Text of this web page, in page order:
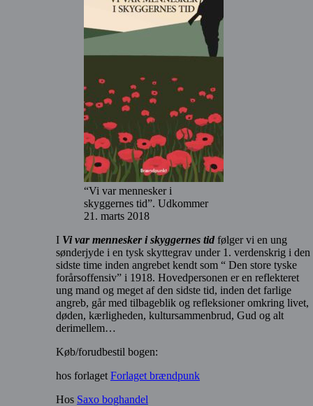
“Vi var mennesker i
skyggernes tid”. Udkommer
21. marts 2018
I Vi var mennesker i skyggernes tid følger vi en ung
sønderjyde i en tysk skyttegrav under 1. verdenskrig i den
sidste time inden angrebet kendt som “ Den store tyske
forårsoffensiv” i 1918. Hovedpersonen er en reflekteret
ung mand og meget af den sidste tid, inden det farlige
angreb, går med tilbageblik og refleksioner omkring livet,
døden, kærligheden, kultursammenbrud, Gud og alt
derimellem…
Køb/forudbestil bogen:
hos forlaget Forlaget brændpunk
Hos Saxo boghandel